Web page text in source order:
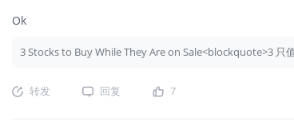
Ok
3 Stocks to Buy While They Are on Sale<blockquote>3
转发 回复 7